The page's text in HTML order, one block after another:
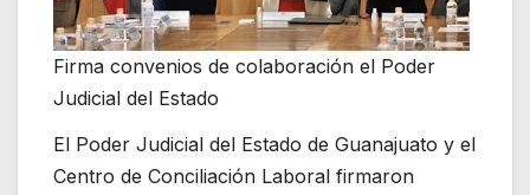
Firma convenios de colaboración el Poder
Judicial del Estado
El Poder Judicial del Estado de Guanajuato y el
Centro de Conciliación Laboral firmaron